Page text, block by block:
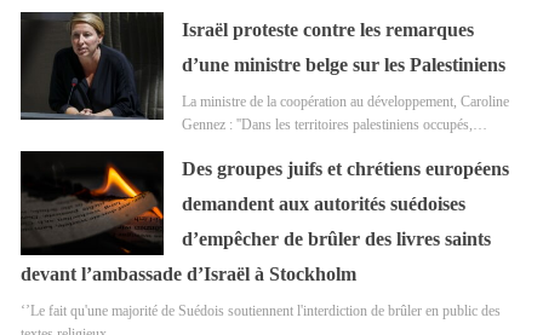
Israël proteste contre les remarques
d’une ministre belge sur les Palestiniens
La ministre de la coopération au développement, Caroline
Gennez : ''Dans les territoires palestiniens occupés,…
Des groupes juifs et chrétiens européens
demandent aux autorités suédoises
d’empêcher de brûler des livres saints
devant l’ambassade d’Israël à Stockholm
‘’Le fait qu'une majorité de Suédois soutiennent l'interdiction de brûler en public des